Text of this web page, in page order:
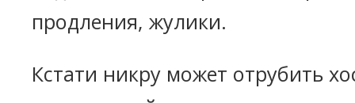
продления, жулики.
Кстати никру может отрубить